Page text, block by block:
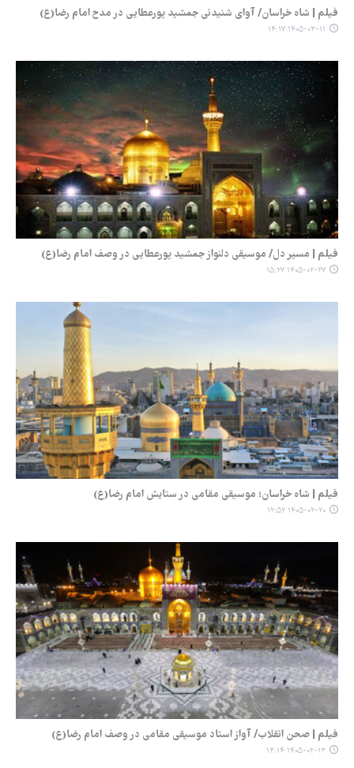
فیلم | شاه خراسان/ آوای شنیدنی جمشید پورعطایی در مدح امام رضا(ع)
۱۴۰۵-۰۳-۱۱ ۱۴:۱۷
فیلم | مسیر دل/ موسیقی دلنواز جمشید پورعطایی در وصف امام رضا(ع)
۱۴۰۵-۰۲-۲۷ ۱۵:۲۷
فیلم | شاه خراسان؛ موسیقی مقامی در ستایش امام رضا(ع)
۱۴۰۵-۰۲-۲۰ ۱۲:۵۲
فیلم | صحن انقلاب/ آواز استاد موسیقی مقامی در وصف امام رضا(ع)
۱۴۰۵-۰۲-۱۳ ۱۳:۱۴